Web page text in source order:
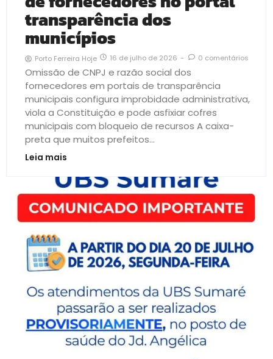
transparência dos
municípios
Porto Ferreira Hoje 16 de julho de 2026 - 0 comentários
Omissão de CNPJ e razão social dos
fornecedores em portais de transparência
municipais configura improbidade administrativa,
viola a Constituição e pode asfixiar cofres
municipais com bloqueio de recursos A caixa-
preta que muitos prefeitos...
Leia mais